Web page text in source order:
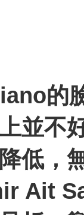
的
並不
低，
Ait